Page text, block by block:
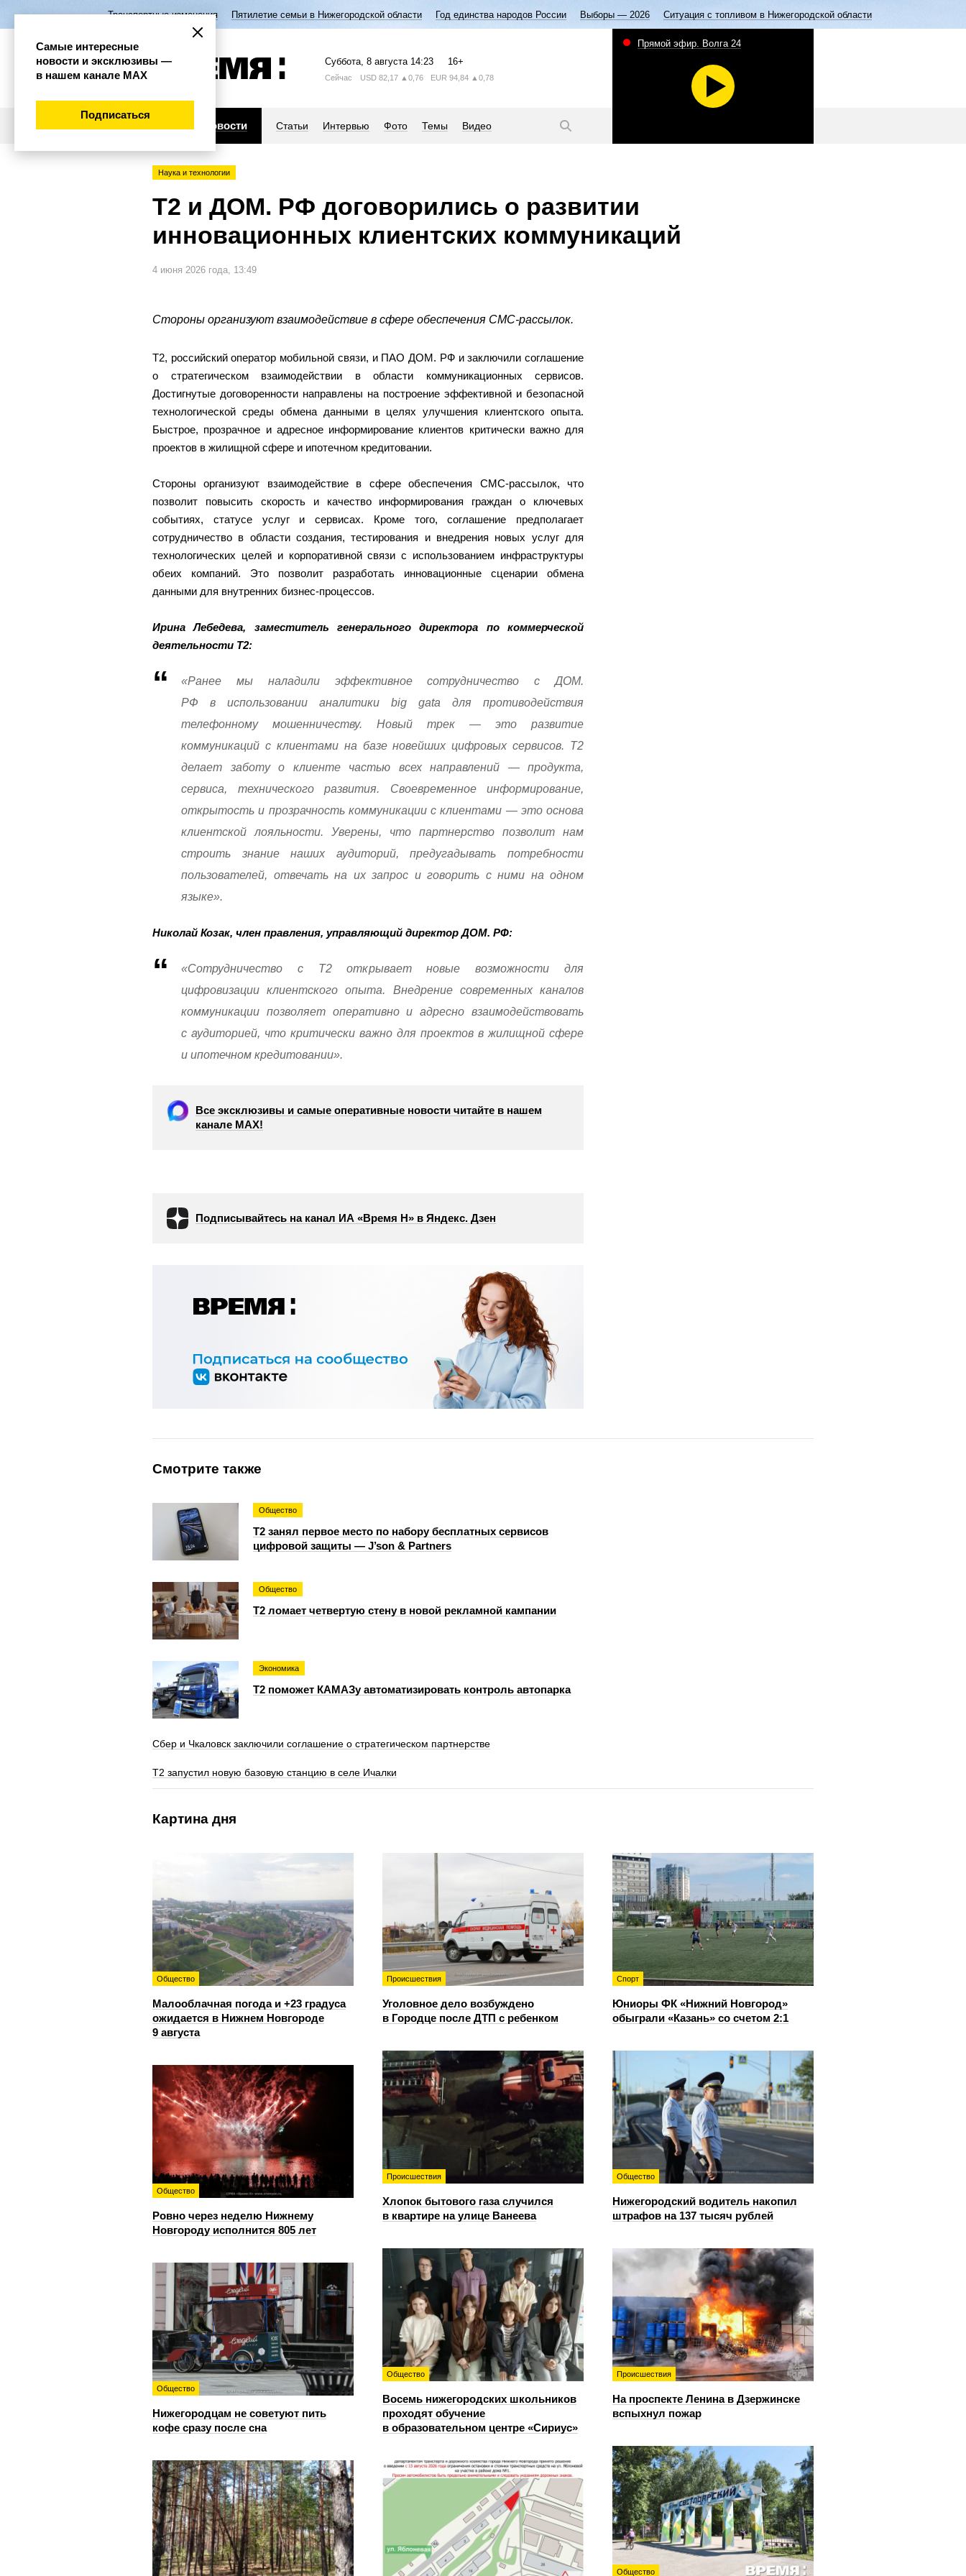
Транспортные изменения Пятилетие семьи в Нижегородской области Год единства народов России Выборы — 2026 Ситуация с топливом в Нижегородской области
Суббота, 8 августа 14:23 16+
Сейчас USD 82,17 ▲0,76 EUR 94,84 ▲0,78
Новости Статьи Интервью Фото Темы Видео
Прямой эфир. Волга 24
Наука и технологии
Т2 и ДОМ. РФ договорились о развитии
инновационных клиентских коммуникаций
4 июня 2026 года, 13:49
Стороны организуют взаимодействие в сфере обеспечения СМС-рассылок.
Т2, российский оператор мобильной связи, и ПАО ДОМ. РФ и заключили соглашение
о стратегическом взаимодействии в области коммуникационных сервисов.
Достигнутые договоренности направлены на построение эффективной и безопасной
технологической среды обмена данными в целях улучшения клиентского опыта.
Быстрое, прозрачное и адресное информирование клиентов критически важно для
проектов в жилищной сфере и ипотечном кредитовании.
Стороны организуют взаимодействие в сфере обеспечения СМС-рассылок, что
позволит повысить скорость и качество информирования граждан о ключевых
событиях, статусе услуг и сервисах. Кроме того, соглашение предполагает
сотрудничество в области создания, тестирования и внедрения новых услуг для
технологических целей и корпоративной связи с использованием инфраструктуры
обеих компаний. Это позволит разработать инновационные сценарии обмена
данными для внутренних бизнес-процессов.
Ирина Лебедева, заместитель генерального директора по коммерческой
деятельности Т2:
«Ранее мы наладили эффективное сотрудничество с ДОМ.
РФ в использовании аналитики big gata для противодействия
телефонному мошенничеству. Новый трек — это развитие
коммуникаций с клиентами на базе новейших цифровых сервисов. Т2
делает заботу о клиенте частью всех направлений — продукта,
сервиса, технического развития. Своевременное информирование,
открытость и прозрачность коммуникации с клиентами — это основа
клиентской лояльности. Уверены, что партнерство позволит нам
строить знание наших аудиторий, предугадывать потребности
пользователей, отвечать на их запрос и говорить с ними на одном
языке».
Николай Козак, член правления, управляющий директор ДОМ. РФ:
«Сотрудничество с Т2 открывает новые возможности для
цифровизации клиентского опыта. Внедрение современных каналов
коммуникации позволяет оперативно и адресно взаимодействовать
с аудиторией, что критически важно для проектов в жилищной сфере
и ипотечном кредитовании».
Все эксклюзивы и самые оперативные новости читайте в нашем
канале МАХ!
Подписывайтесь на канал ИА «Время Н» в Яндекс. Дзен
Смотрите также
Общество
Т2 занял первое место по набору бесплатных сервисов
цифровой защиты — J’son & Partners
Общество
Т2 ломает четвертую стену в новой рекламной кампании
Экономика
T2 поможет КАМАЗу автоматизировать контроль автопарка
Сбер и Чкаловск заключили соглашение о стратегическом партнерстве
Т2 запустил новую базовую станцию в селе Ичалки
Картина дня
Общество
Малооблачная погода и +23 градуса
ожидается в Нижнем Новгороде
9 августа
Происшествия
Уголовное дело возбуждено
в Городце после ДТП с ребенком
Спорт
Юниоры ФК «Нижний Новгород»
обыграли «Казань» со счетом 2:1
Происшествия
Хлопок бытового газа случился
в квартире на улице Ванеева
Общество
Нижегородский водитель накопил
штрафов на 137 тысяч рублей
Общество
Ровно через неделю Нижнему
Новгороду исполнится 805 лет
Общество
Восемь нижегородских школьников
проходят обучение
в образовательном центре «Сириус»
Происшествия
На проспекте Ленина в Дзержинске
вспыхнул пожар
Общество
Нижегородцам не советуют пить
кофе сразу после сна
Общество
Самые интересные
новости и эксклюзивы —
в нашем канале МАХ
Подписаться